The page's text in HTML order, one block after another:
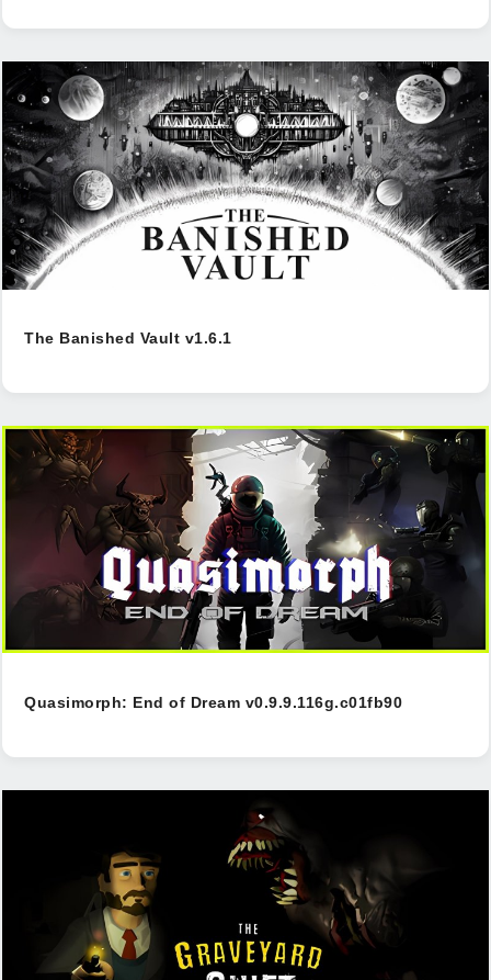
The Banished Vault v1.6.1
Quasimorph: End of Dream v0.9.9.116g.c01fb90